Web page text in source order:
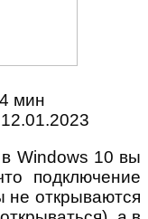
4 мин
12.01.2023
Windows 10 вы
подключение
не открываются